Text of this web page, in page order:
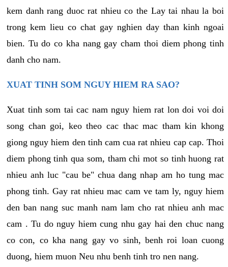
kem danh rang duoc rat nhieu co the Lay tai nhau la boi
trong kem lieu co chat gay nghien day than kinh ngoai
bien. Tu do co kha nang gay cham thoi diem phong tinh
danh cho nam.
XUAT TINH SOM NGUY HIEM RA SAO?
Xuat tinh som tai cac nam nguy hiem rat lon doi voi doi
song chan goi, keo theo cac thac mac tham kin khong
giong nguy hiem den tinh cam cua rat nhieu cap cap. Thoi
diem phong tinh qua som, tham chi mot so tinh huong rat
nhieu anh luc "cau be" chua dang nhap am ho tung mac
phong tinh. Gay rat nhieu mac cam ve tam ly, nguy hiem
den ban nang suc manh nam lam cho rat nhieu anh mac
cam . Tu do nguy hiem cung nhu gay hai den chuc nang
co con, co kha nang gay vo sinh, benh roi loan cuong
duong, hiem muon Neu nhu benh tinh tro nen nang.